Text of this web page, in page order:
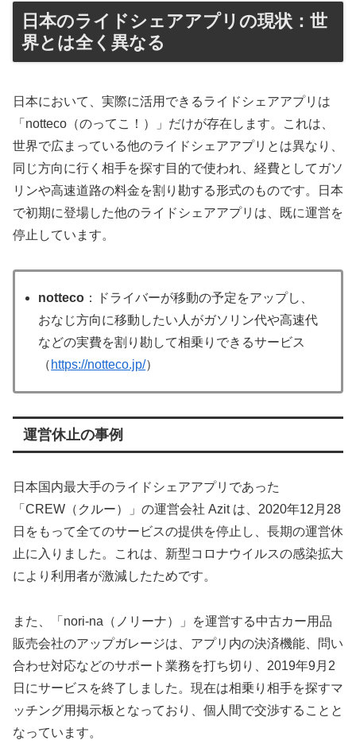
日本のライドシェアアプリの現状：世
界とは全く異なる
日本において、実際に活用できるライドシェアアプリは
「notteco（のってこ！）」だけが存在します。これは、
世界で広まっている他のライドシェアアプリとは異なり、
同じ方向に行く相手を探す目的で使われ、経費としてガソ
リンや高速道路の料金を割り勘する形式のものです。日本
で初期に登場した他のライドシェアアプリは、既に運営を
停止しています。
notteco ：ドライバーが移動の予定をアップし、
おなじ方向に移動したい人がガソリン代や高速代
などの実費を割り勘して相乗りできるサービス
（ https://notteco.jp/）
運営休止の事例
日本国内最大手のライドシェアアプリであった
「CREW（クルー）」の運営会社 Azit は、2020年12月28
日をもって全てのサービスの提供を停止し、長期の運営休
止に入りました。これは、新型コロナウイルスの感染拡大
により利用者が激減したためです。
また、「nori-na（ノリーナ）」を運営する中古カー用品
販売会社のアップガレージは、アプリ内の決済機能、問い
合わせ対応などのサポート業務を打ち切り、2019年9月2
日にサービスを終了しました。現在は相乗り相手を探すマ
ッチング用掲示板となっており、個人間で交渉することと
なっています。